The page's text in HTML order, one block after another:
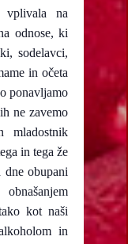
na
odnose, ki
sodelavci,
in očeta
ponavljamo
ne zavemo
mladostnik
in tega že
obupani
kot naši
in